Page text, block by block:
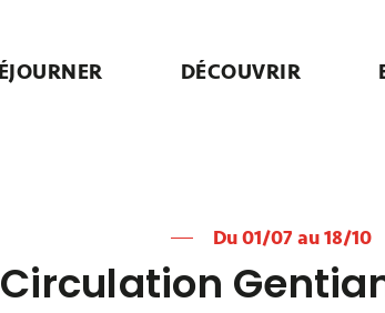
DÉCOUVRIR
Du 01/07 au 18/10
Circulation